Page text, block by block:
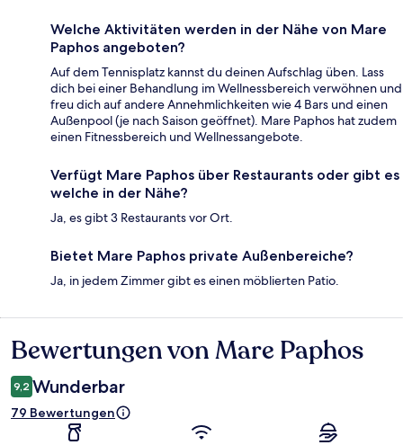
Welche Aktivitäten werden in der Nähe von Mare
Paphos angeboten?
Auf dem Tennisplatz kannst du deinen Aufschlag üben. Lass
dich bei einer Behandlung im Wellnessbereich verwöhnen und
freu dich auf andere Annehmlichkeiten wie 4 Bars und einen
Außenpool (je nach Saison geöffnet). Mare Paphos hat zudem
einen Fitnessbereich und Wellnessangebote.
Verfügt Mare Paphos über Restaurants oder gibt es
welche in der Nähe?
Ja, es gibt 3 Restaurants vor Ort.
Bietet Mare Paphos private Außenbereiche?
Ja, in jedem Zimmer gibt es einen möblierten Patio.
Bewertungen
Bewertungen von Mare Paphos
9,2 Wunderbar
79 Bewertungen